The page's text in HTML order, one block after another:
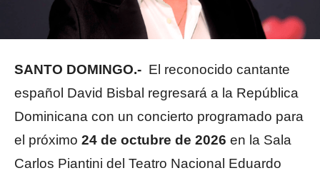
SANTO DOMINGO.- El reconocido cantante
español David Bisbal regresará a la República
Dominicana con un concierto programado para
el próximo 24 de octubre de 2026 en la Sala
Carlos Piantini del Teatro Nacional Eduardo